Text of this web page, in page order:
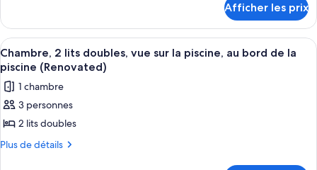
lits
doubles,
vue
sur
l’océan
(Mobility/Hearing,
Renovated,
Tower)
Chambre,
lits
doubles,
vue
sur
l’océan
(Mobility/Hearing,
Renovated,
Tower)
Afficher les prix
Afficher
toutes
les
photos
pour
ce
type
Une chambre d’hôtel avec deux lits,
6
Chambre, 2 lits doubles, vue sur la piscine, au bord de la
piscine (Renovated)
1 chambre
3 personnes
2 lits doubles
Plus de détails
Plus